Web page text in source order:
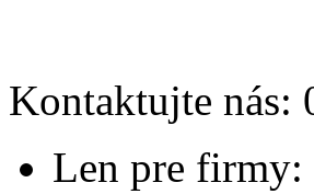
Kontaktujte nás:
Len pre firmy: